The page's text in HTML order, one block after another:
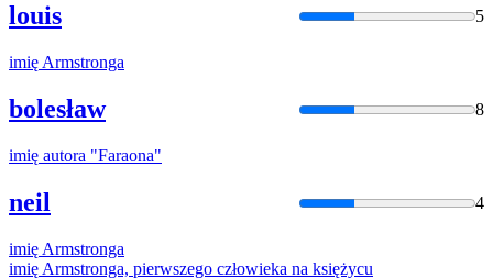
louis 5
imię Armstronga
bolesław 8
imię autora "Faraona"
neil 4
imię Armstronga
imię Armstronga, pierwszego człowieka na księżycu